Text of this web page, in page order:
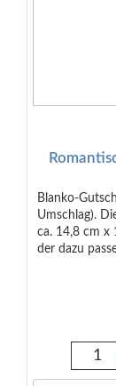
Blanko-
Umschlag).
ca. 14,8 cm x
der dazu